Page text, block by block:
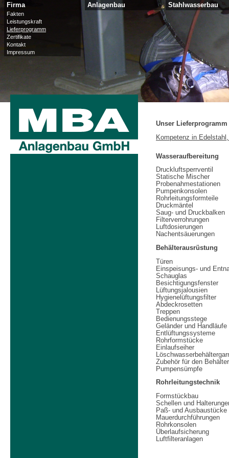
Firma
Fakten
Leistungskraft
Lieferprogramm
Zertifikate
Kontakt
Impressum
Anlagenbau Stahlwasserbau
Unser Lieferprogramm
Kompetenz in
Wasseraufbereitung
Druckluftsperrventil
Statische Mischer
Probenahmestationen
Pumpenkonsolen
Rohrleitungsformteile
Druckmäntel
Saug- und Druckbalken
Filterverrohrungen
Luftdosierungen
Nachentsäuerungen
Behälterausrüstung
Türen
Einspeisungs- und
Schauglas
Besichtigungsfenster
Lüftungsjalousien
Hygienelüftungsfilter
Abdeckrosetten
Treppen
Bedienungsstege
Geländer und Handläufe
Entlüftungssysteme
Rohrformstücke
Einlaufseiher
Zubehör für den
Pumpensümpfe
Rohrleitungstechnik
Formstückbau
Schellen und
Paß- und Ausbaustücke
Mauerdurchführungen
Rohrkonsolen
Überlaufsicherung
Luftfilteranlagen